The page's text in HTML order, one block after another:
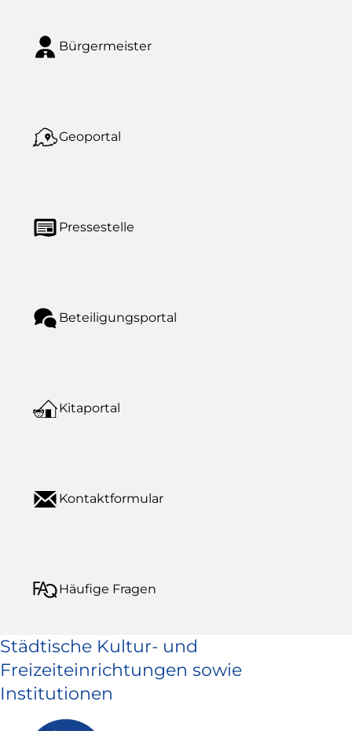
Bürgermeister
Geoportal
Pressestelle
Beteiligungsportal
Kitaportal
Kontaktformular
Häufige Fragen
Städtische Kultur- und
Freizeiteinrichtungen sowie
Institutionen